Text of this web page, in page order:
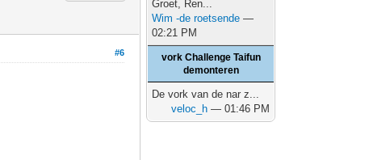
#6
Groet, Ren...
Wim -de roetsende —
02:21 PM
vork Challenge Taifun
demonteren
De vork van de nar z...
veloc_h — 01:46 PM